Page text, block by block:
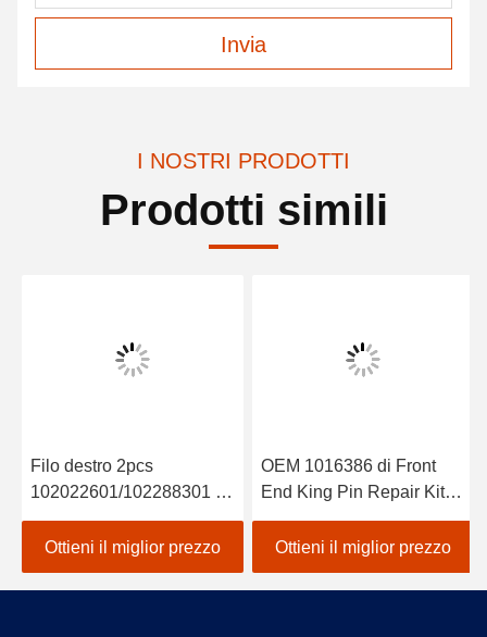
Invia
I NOSTRI PRODOTTI
Prodotti simili
Filo destro 2pcs
102022601/102288301 di
Rod End 2004-UP del
legame di DS
dell'automobile del club
Ottieni il miglior prezzo
OEM 1016386 di Front
End King Pin Repair Kit
For Club Car DS 1981-Up
del carretto di golf
Ottieni il miglior prezzo